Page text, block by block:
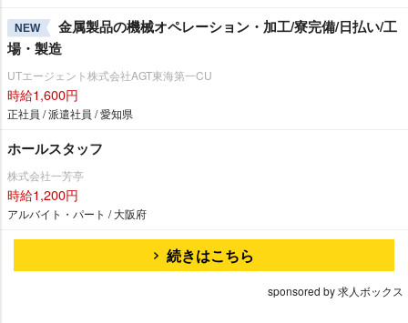
NEW
金属製品の機械オペレーション・加工/寮完備/日払い/工
場・製造
UTエージェント株式会社AGT東海第一CU
時給1,600円
正社員 / 派遣社員 / 愛知県
ホールスタッフ
株式会社一芳亭
時給1,200円
アルバイト・パート / 大阪府
続きはこちら
sponsored by 求人ボックス